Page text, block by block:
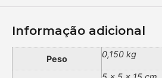
Informação adicional
Peso 0,150 kg